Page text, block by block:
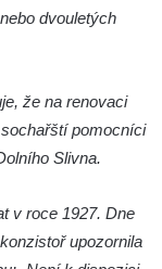
dvouletých
že na renovaci
pomocníci
Slivna.
v roce 1927. Dne
upozornila